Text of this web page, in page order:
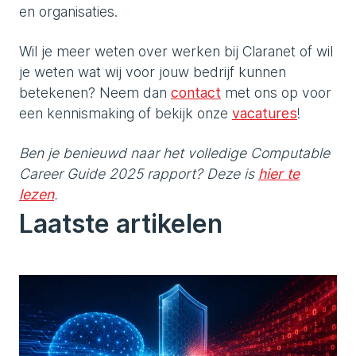
en organisaties.
Wil je meer weten over werken bij Claranet of wil
je weten wat wij voor jouw bedrijf kunnen
betekenen? Neem dan contact met ons op voor
een kennismaking of bekijk onze vacatures!
Ben je benieuwd naar het volledige Computable
Career Guide 2025 rapport? Deze is hier te
lezen.
Laatste artikelen